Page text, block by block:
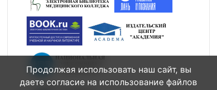
Продолжая использовать наш сайт, вы
даете согласие на использование файлов